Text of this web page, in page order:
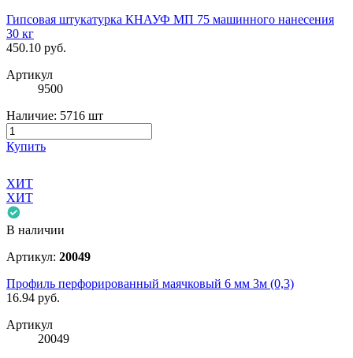
Гипсовая штукатурка КНАУФ МП 75 машинного нанесения
30 кг
450.10 руб.
Артикул
9500
Наличие: 5716 шт
Купить
ХИТ
ХИТ
В наличии
Артикул: 20049
Профиль перфорированный маячковый 6 мм 3м (0,3)
16.94 руб.
Артикул
20049